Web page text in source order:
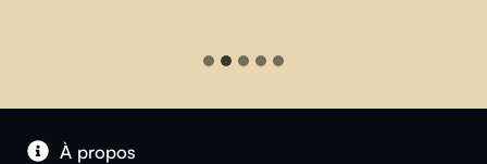
À propos